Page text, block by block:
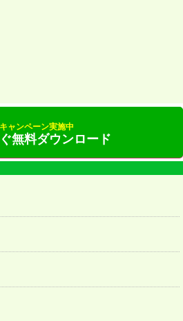
ャンペーン実施中
無料ダウンロード